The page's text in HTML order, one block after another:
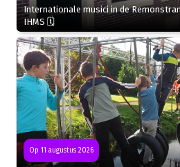
Internationale musici in de
IHMS 🗓
Op 11 augustus 2026